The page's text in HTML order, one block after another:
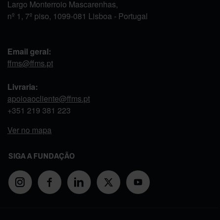
Largo Monterroio Mascarenhas,
nº 1, 7º piso, 1099-081 Lisboa - Portugal
Email geral:
ffms@ffms.pt
Livraria:
apoioaocliente@ffms.pt
+351 219 381 223
Ver no mapa
SIGA A FUNDAÇÃO